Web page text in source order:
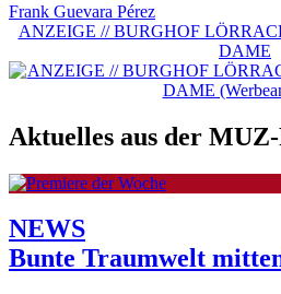
Frank Guevara Pérez
ANZEIGE // BURGHOF
DAME
Aktuelles aus der
NEWS
Bunte Traumwelt